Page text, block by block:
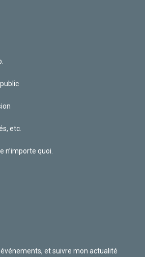
etc.
n’importe quoi.
et suivre mon actualité